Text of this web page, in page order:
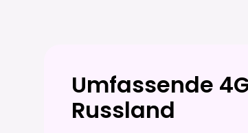
Umfassende
Russland